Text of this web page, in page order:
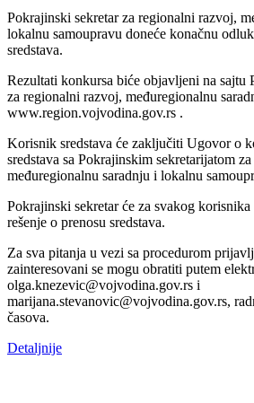
Pokrajinski sekretar za regionalni razvoj,
lokalnu samoupravu doneće konačnu
sredstava.
Rezultati konkursa biće objavljeni na sajtu
za regionalni razvoj, međuregionalnu
www.region.vojvodina.gov.rs .
Korisnik sredstava će zaključiti Ugovor o
sredstava sa Pokrajinskim sekretarijatom
međuregionalnu saradnju i lokalnu
Pokrajinski sekretar će za svakog
rešenje o prenosu sredstava.
Za sva pitanja u vezi sa procedurom
zainteresovani se mogu obratiti putem
olga.knezevic@vojvodina.gov.rs i
marijana.stevanovic@vojvodina.gov.rs,
časova.
Detaljnije